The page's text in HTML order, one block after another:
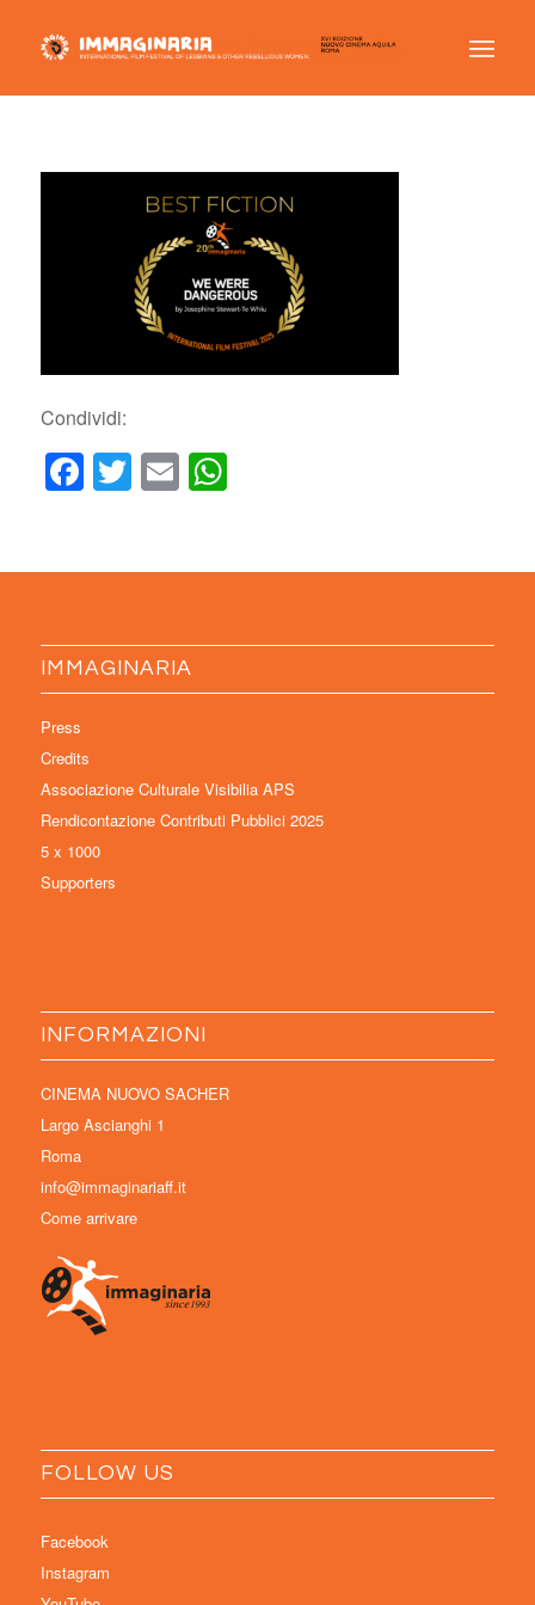
Condividi:
Facebook
Twitter
EmailWhatsApp
IMMAGINARIA
Press
Credits
Associazione Culturale Visibilia APS
Rendicontazione Contributi Pubblici 2025
5 x 1000
Supporters
INFORMAZIONI
CINEMA NUOVO SACHER
Largo Ascianghi 1
Roma
info@immaginariaff.it
Come arrivare
FOLLOW US
Facebook
Instagram